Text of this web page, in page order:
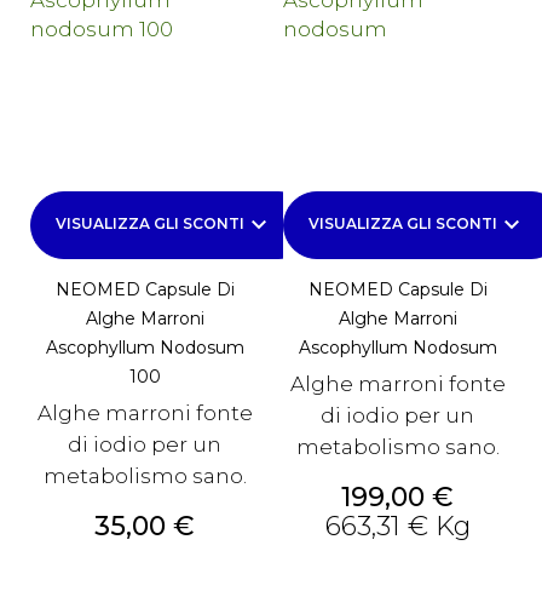
VISUALIZZA GLI SCONTI keyboard_arrow_down
NEOMED Capsule Di
Alghe Marroni
Ascophyllum Nodosum
100
Alghe marroni fonte
di iodio per un
metabolismo sano.
Prezzo
35,00 €
VISUALIZZA GLI SCONTI keyboard_arrow_down
NEOMED Capsule Di
Alghe Marroni
Ascophyllum Nodosum
Alghe marroni fonte
di iodio per un
metabolismo sano.
Prezzo
199,00 €
663,31 € Kg